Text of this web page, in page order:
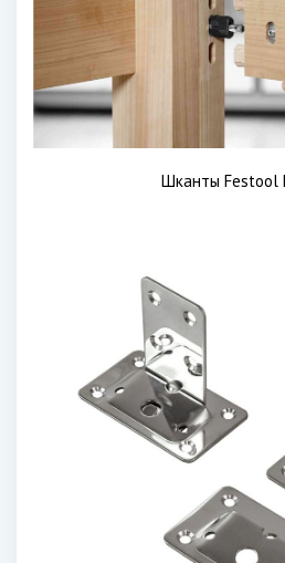
Шканты Festool